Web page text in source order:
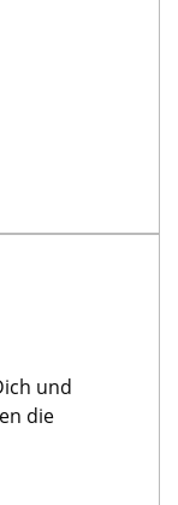
und
die